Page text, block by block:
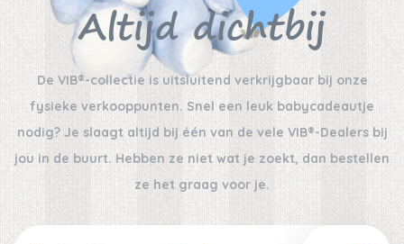
Altijd dichtbij
De VIB®-collectie is uitsluitend verkrijgbaar bij onze
fysieke verkooppunten. Snel een leuk babycadeautje
nodig? Je slaagt altijd bij één van de vele VIB®-Dealers bij
jou in de buurt. Hebben ze niet wat je zoekt, dan bestellen
ze het graag voor je.